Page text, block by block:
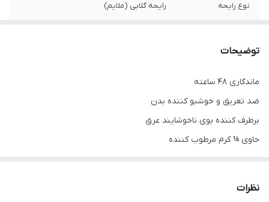
نوع رایحه رایحه گلابی (ملایم)
تاریخ انقضا 3 سال
توضیحات
ماندگاری 48 ساعته
ضد تعریق و خوشبو کننده بدن
برطرف کننده بوی ناخوشایند عرق
حاوی ¼ کرم مرطوب کننده
نظرات